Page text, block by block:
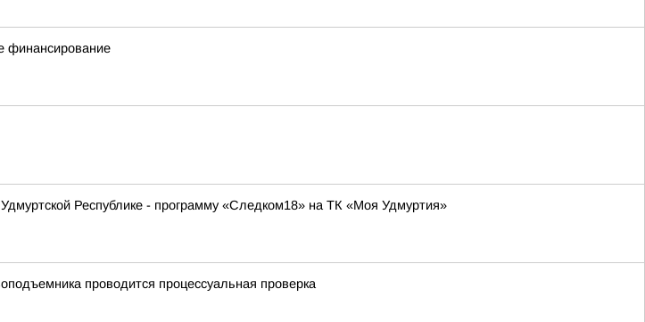
финансирование
Республике - программу «Следком18» на ТК «Моя Удмуртия»
проводится процессуальная проверка